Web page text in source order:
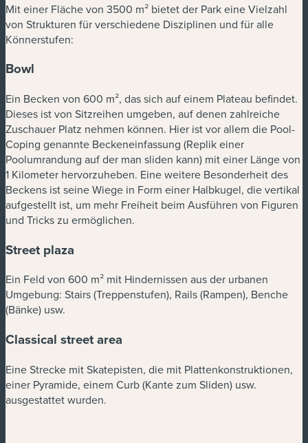
Mit einer Fläche von 3500 m² bietet der Park eine Vielzahl
von Strukturen für verschiedene Disziplinen und für alle
Könnerstufen:
Bowl
Ein Becken von 600 m², das sich auf einem Plateau befindet.
Dieses ist von Sitzreihen umgeben, auf denen zahlreiche
Zuschauer Platz nehmen können. Hier ist vor allem die Pool-
Coping genannte Beckeneinfassung (Replik einer
Poolumrandung auf der man sliden kann) mit einer Länge von
1 Kilometer hervorzuheben. Eine weitere Besonderheit des
Beckens ist seine Wiege in Form einer Halbkugel, die vertikal
aufgestellt ist, um mehr Freiheit beim Ausführen von Figuren
und Tricks zu ermöglichen.
Street plaza
Ein Feld von 600 m² mit Hindernissen aus der urbanen
Umgebung: Stairs (Treppenstufen), Rails (Rampen), Benche
(Bänke) usw.
Classical street area
Eine Strecke mit Skatepisten, die mit Plattenkonstruktionen,
einer Pyramide, einem Curb (Kante zum Sliden) usw.
ausgestattet wurden.